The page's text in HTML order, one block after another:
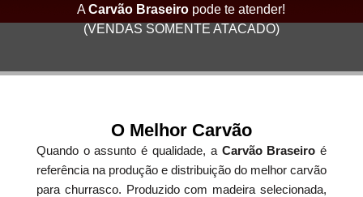
ACarvão Braseiro pode te atender!
(VENDAS SOMENTE ATACADO)
O Melhor Carvão
Quando o assunto é qualidade, a Carvão Braseiro é
referência na produção e distribuição do melhor carvão
para churrasco. Produzido com madeira selecionada,